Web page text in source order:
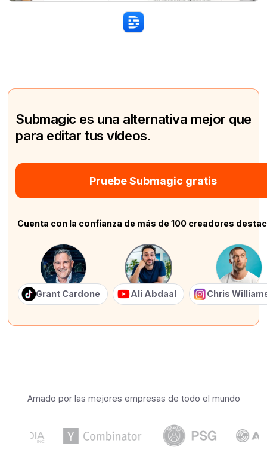
Submagic es una alternativa mejor que
para editar tus vídeos.
Pruebe Submagic gratis
Cuenta con la confianza de más de 100 creadores
Grant Cardone Ali Abdaal Chris
Amado por las mejores empresas de todo el mundo